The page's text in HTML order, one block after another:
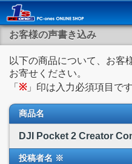
お客様の声書き込み
以下の商品について、お客
お寄せください。
「 ※」印は入力必須項目です
商品名
DJI Pocket 2 Creator
投稿者名 ※